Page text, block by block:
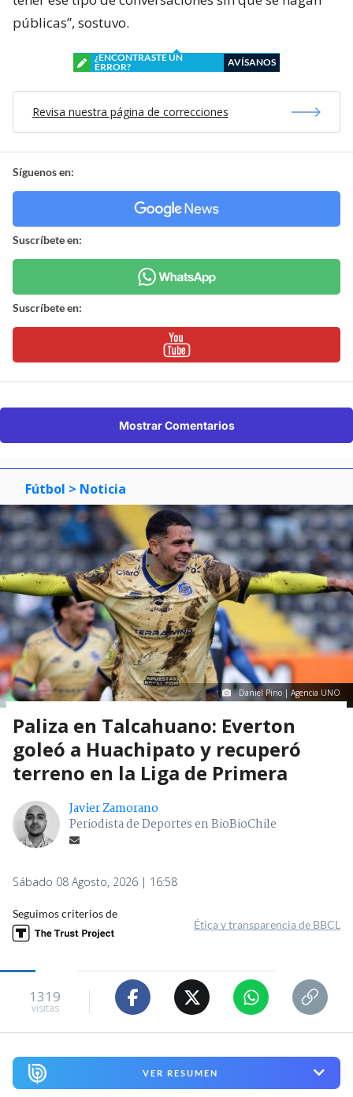
públicas”, sostuvo.
¿ENCONTRASTE UN
ERROR?
AVÍSANOS
Revisa nuestra página de correcciones
Síguenos en:
Suscríbete en:
Suscríbete en:
Mostrar Comentarios
Fútbol > Noticia
Daniel Pino | Agencia UNO
Paliza en Talcahuano: Everton
goleó a Huachipato y recuperó
terreno en la Liga de Primera
Javier Zamorano
Periodista de Deportes en BioBioChile
Sábado 08 Agosto, 2026 | 16:58
Seguimos criterios de
Ética y transparencia de BBCL
1319
visitas
VER RESUMEN